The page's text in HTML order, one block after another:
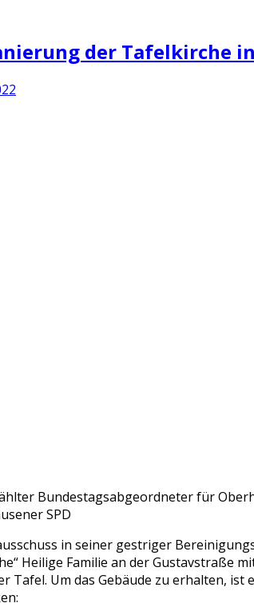
der Tafelkirche
Bundestagsabgeordneter für
SPD
in seiner gestriger
Heilige Familie an der Gustavstraße
Tafel. Um das Gebäude zu erhalten,